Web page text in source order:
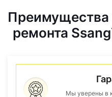
Преимущества
ремонта
Мы уверены в